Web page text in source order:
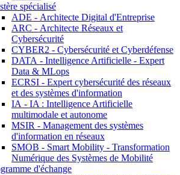
spécialisé
ADE - Architecte Digital d'Entreprise
ARC - Architecte Réseaux et
Cybersécurité
CYBER2 - Cybersécurité et Cyberdéfense
DATA - Intelligence Artificielle - Expert
Data & MLops
ECRSI - Expert cybersécurité des réseaux
et des systèmes d'information
IA - IA : Intelligence Artificielle
multimodale et autonome
MSIR - Management des systèmes
d'information en réseaux
SMOB - Smart Mobility - Transformation
Numérique des Systèmes de Mobilité
d'échange